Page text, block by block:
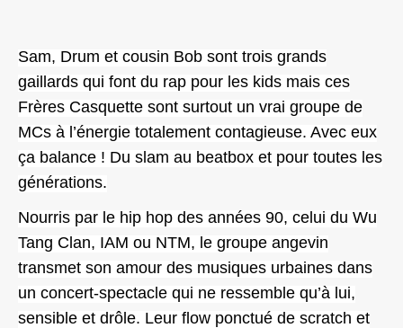
Sam, Drum et cousin Bob sont trois grands
gaillards qui font du rap pour les kids mais ces
Frères Casquette sont surtout un vrai groupe de
MCs à l’énergie totalement contagieuse. Avec eux
ça balance ! Du slam au beatbox et pour toutes les
générations.
Nourris par le hip hop des années 90, celui du Wu
Tang Clan, IAM ou NTM, le groupe angevin
transmet son amour des musiques urbaines dans
un concert-spectacle qui ne ressemble qu’à lui,
sensible et drôle. Leur flow ponctué de scratch et